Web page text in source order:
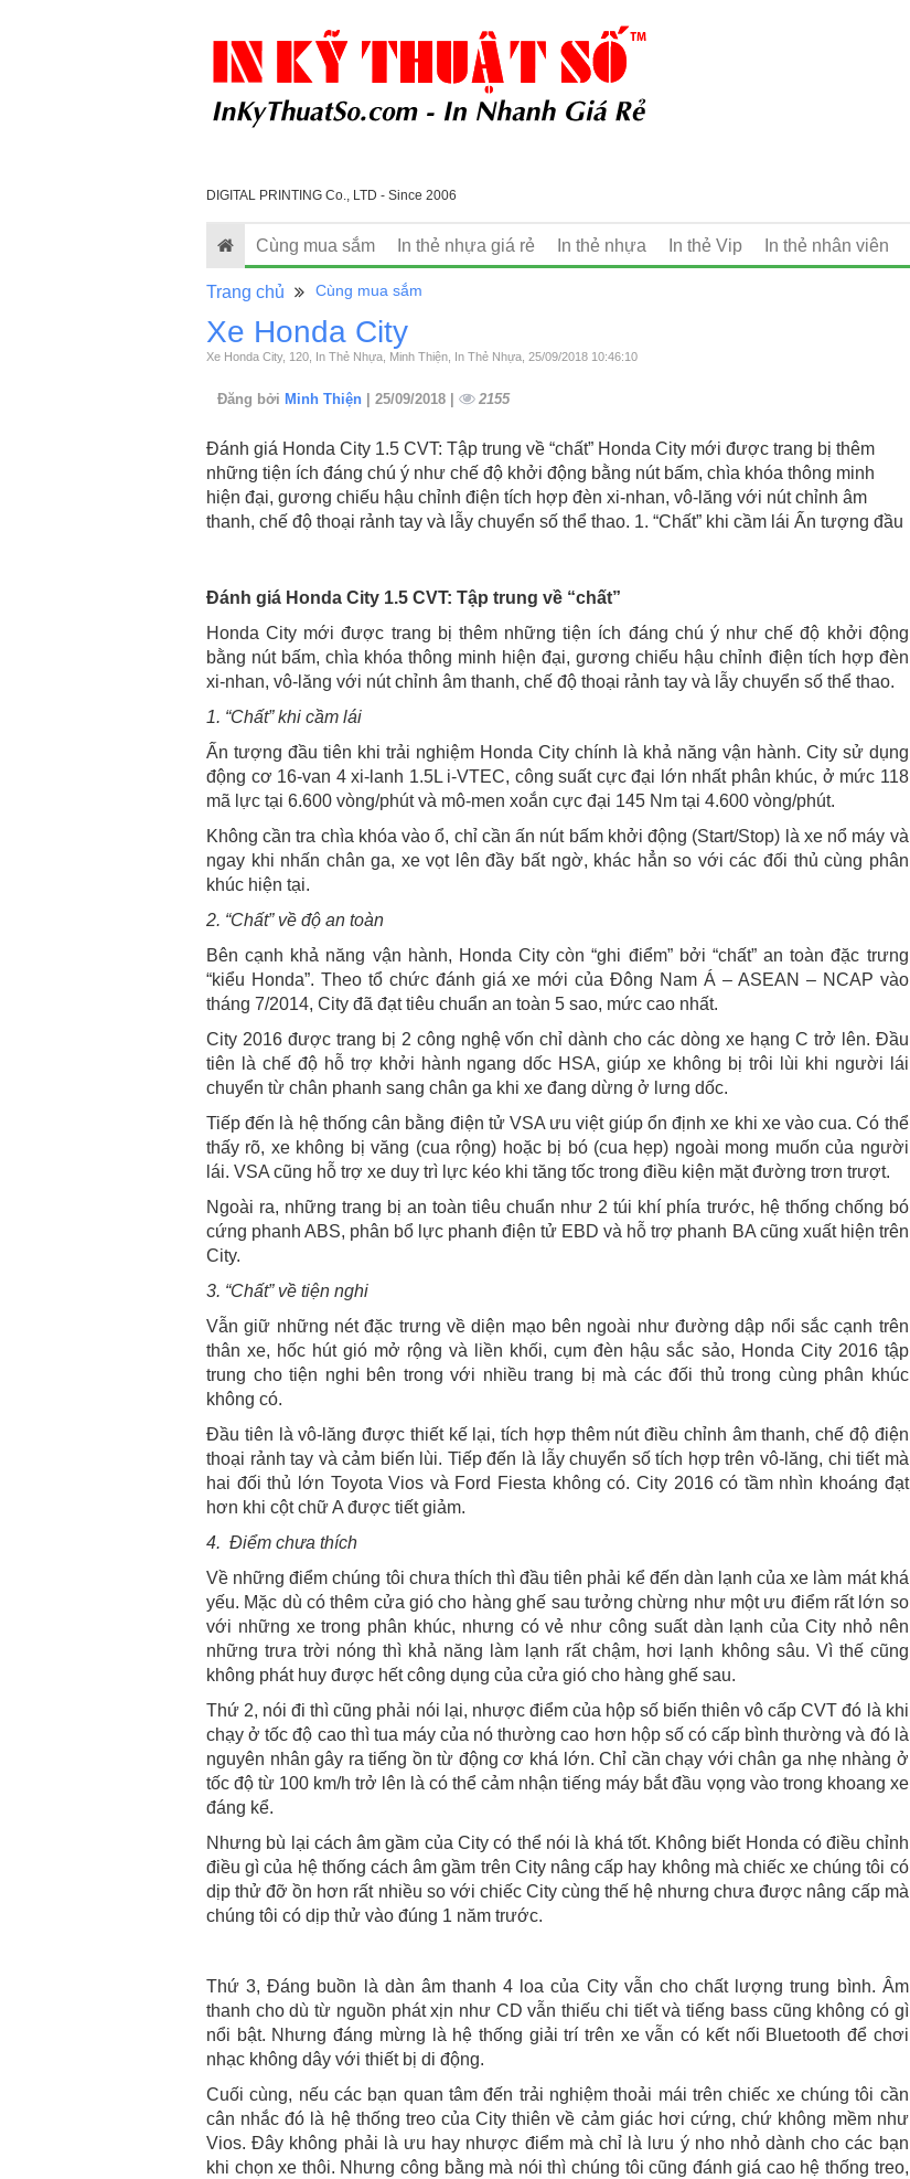
DIGITAL PRINTING Co., LTD - Since 2006
Cùng mua sắm In thẻ nhựa giá rẻ In thẻ nhựa In thẻ Vip In thẻ nhân viên
Trang chủ Cùng mua sắm
Xe Honda City
Xe Honda City, 120, In Thẻ Nhựa, Minh Thiện, In Thẻ Nhựa, 25/09/2018 10:46:10
Đăng bởi Minh Thiện | 25/09/2018 | 2155
Đánh giá Honda City 1.5 CVT: Tập trung về “chất” Honda City mới được trang bị thêm
những tiện ích đáng chú ý như chế độ khởi động bằng nút bấm, chìa khóa thông minh
hiện đại, gương chiếu hậu chỉnh điện tích hợp đèn xi-nhan, vô-lăng với nút chỉnh âm
thanh, chế độ thoại rảnh tay và lẫy chuyển số thể thao. 1. “Chất” khi cầm lái Ấn tượng đầu
Đánh giá Honda City 1.5 CVT: Tập trung về “chất”
Honda City mới được trang bị thêm những tiện ích đáng chú ý như chế độ khởi động
bằng nút bấm, chìa khóa thông minh hiện đại, gương chiếu hậu chỉnh điện tích hợp đèn
xi-nhan, vô-lăng với nút chỉnh âm thanh, chế độ thoại rảnh tay và lẫy chuyển số thể thao.
1. “Chất” khi cầm lái
Ấn tượng đầu tiên khi trải nghiệm Honda City chính là khả năng vận hành. City sử dụng
động cơ 16-van 4 xi-lanh 1.5L i-VTEC, công suất cực đại lớn nhất phân khúc, ở mức 118
mã lực tại 6.600 vòng/phút và mô-men xoắn cực đại 145 Nm tại 4.600 vòng/phút.
Không cần tra chìa khóa vào ổ, chỉ cần ấn nút bấm khởi động (Start/Stop) là xe nổ máy và
ngay khi nhấn chân ga, xe vọt lên đầy bất ngờ, khác hẳn so với các đối thủ cùng phân
khúc hiện tại.
2. “Chất” về độ an toàn
Bên cạnh khả năng vận hành, Honda City còn “ghi điểm” bởi “chất” an toàn đặc trưng
“kiểu Honda”. Theo tổ chức đánh giá xe mới của Đông Nam Á – ASEAN – NCAP vào
tháng 7/2014, City đã đạt tiêu chuẩn an toàn 5 sao, mức cao nhất.
City 2016 được trang bị 2 công nghệ vốn chỉ dành cho các dòng xe hạng C trở lên. Đầu
tiên là chế độ hỗ trợ khởi hành ngang dốc HSA, giúp xe không bị trôi lùi khi người lái
chuyển từ chân phanh sang chân ga khi xe đang dừng ở lưng dốc.
Tiếp đến là hệ thống cân bằng điện tử VSA ưu việt giúp ổn định xe khi xe vào cua. Có thể
thấy rõ, xe không bị văng (cua rộng) hoặc bị bó (cua hẹp) ngoài mong muốn của người
lái. VSA cũng hỗ trợ xe duy trì lực kéo khi tăng tốc trong điều kiện mặt đường trơn trượt.
Ngoài ra, những trang bị an toàn tiêu chuẩn như 2 túi khí phía trước, hệ thống chống bó
cứng phanh ABS, phân bổ lực phanh điện tử EBD và hỗ trợ phanh BA cũng xuất hiện trên
City.
3. “Chất” về tiện nghi
Vẫn giữ những nét đặc trưng về diện mạo bên ngoài như đường dập nổi sắc cạnh trên
thân xe, hốc hút gió mở rộng và liền khối, cụm đèn hậu sắc sảo, Honda City 2016 tập
trung cho tiện nghi bên trong với nhiều trang bị mà các đối thủ trong cùng phân khúc
không có.
Đầu tiên là vô-lăng được thiết kế lại, tích hợp thêm nút điều chỉnh âm thanh, chế độ điện
thoại rảnh tay và cảm biến lùi. Tiếp đến là lẫy chuyển số tích hợp trên vô-lăng, chi tiết mà
hai đối thủ lớn Toyota Vios và Ford Fiesta không có. City 2016 có tầm nhìn khoáng đạt
hơn khi cột chữ A được tiết giảm.
4. Điểm chưa thích
Về những điểm chúng tôi chưa thích thì đầu tiên phải kể đến dàn lạnh của xe làm mát khá
yếu. Mặc dù có thêm cửa gió cho hàng ghế sau tưởng chừng như một ưu điểm rất lớn so
với những xe trong phân khúc, nhưng có vẻ như công suất dàn lạnh của City nhỏ nên
những trưa trời nóng thì khả năng làm lạnh rất chậm, hơi lạnh không sâu. Vì thế cũng
không phát huy được hết công dụng của cửa gió cho hàng ghế sau.
Thứ 2, nói đi thì cũng phải nói lại, nhược điểm của hộp số biến thiên vô cấp CVT đó là khi
chạy ở tốc độ cao thì tua máy của nó thường cao hơn hộp số có cấp bình thường và đó là
nguyên nhân gây ra tiếng ồn từ động cơ khá lớn. Chỉ cần chạy với chân ga nhẹ nhàng ở
tốc độ từ 100 km/h trở lên là có thể cảm nhận tiếng máy bắt đầu vọng vào trong khoang xe
đáng kể.
Nhưng bù lại cách âm gầm của City có thể nói là khá tốt. Không biết Honda có điều chỉnh
điều gì của hệ thống cách âm gầm trên City nâng cấp hay không mà chiếc xe chúng tôi có
dịp thử đỡ ồn hơn rất nhiều so với chiếc City cùng thế hệ nhưng chưa được nâng cấp mà
chúng tôi có dịp thử vào đúng 1 năm trước.
Thứ 3, Đáng buồn là dàn âm thanh 4 loa của City vẫn cho chất lượng trung bình. Âm
thanh cho dù từ nguồn phát xịn như CD vẫn thiếu chi tiết và tiếng bass cũng không có gì
nổi bật. Nhưng đáng mừng là hệ thống giải trí trên xe vẫn có kết nối Bluetooth để chơi
nhạc không dây với thiết bị di động.
Cuối cùng, nếu các bạn quan tâm đến trải nghiệm thoải mái trên chiếc xe chúng tôi cần
cân nhắc đó là hệ thống treo của City thiên về cảm giác hơi cứng, chứ không mềm như
Vios. Đây không phải là ưu hay nhược điểm mà chỉ là lưu ý nho nhỏ dành cho các bạn
khi chọn xe thôi. Nhưng công bằng mà nói thì chúng tôi cũng đánh giá cao hệ thống treo,